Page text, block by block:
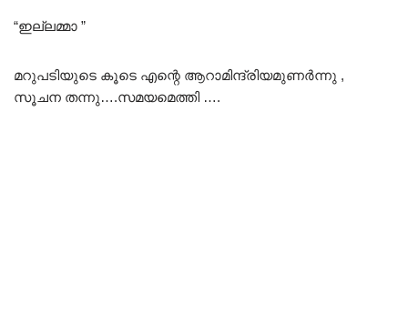
“ഇല്ലമ്മാ ”
മറുപടിയുടെ കൂടെ എന്റെ ആറാമിന്ദ്രിയമുണർന്നു ,
സൂചന തന്നു….സമയമെത്തി ….